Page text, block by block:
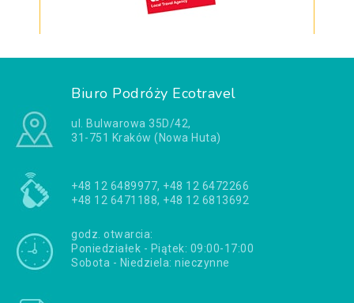
Biuro Podróży Ecotravel
ul. Bulwarowa 35D/42,
31-751 Kraków (Nowa Huta)
+48 12 6489977, +48 12 6472266
+48 12 6471188, +48 12 6813692
godz. otwarcia:
Poniedziałek - Piątek: 09:00-17:00
Sobota - Niedziela: nieczynne